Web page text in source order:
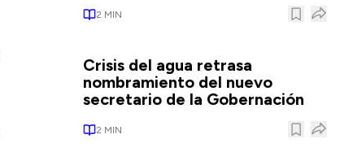
2 MIN
Crisis del agua retrasa
nombramiento del nuevo
secretario de la Gobernación
2 MIN